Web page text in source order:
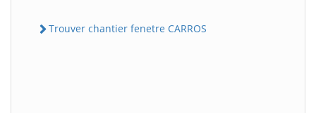
Trouver chantier fenetre CARROS